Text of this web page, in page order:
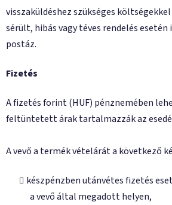
visszaküldéshez szükséges
sérült, hibás vagy téves rendelés
postáz.
Fizetés
A fizetés forint (HUF) pénznemében
feltüntetett árak tartalmazzák az
A vevő a termék vételárát a következő
készpénzben utánvétes fizetés
a vevő által megadott helyen,